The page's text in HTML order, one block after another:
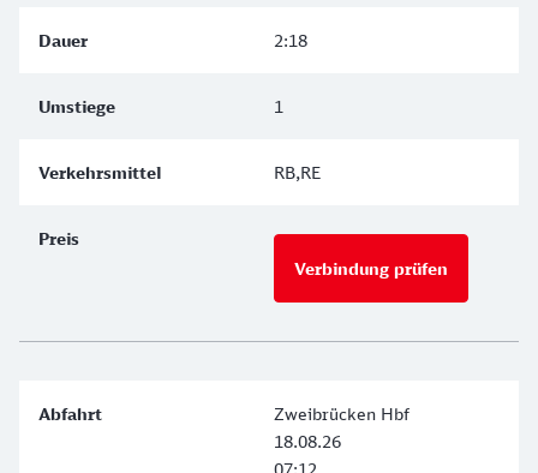
2:18
1
RB,RE
Verbindung prüfen
Zweibrücken Hbf
18.08.26
07:12